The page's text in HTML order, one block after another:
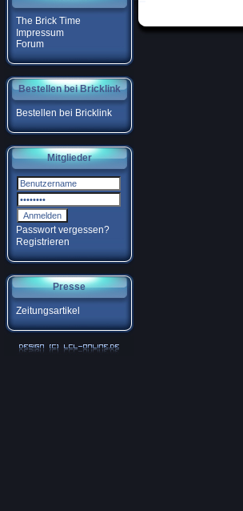
The Brick Time
Impressum
Forum
Bestellen bei Bricklink
Bestellen bei Bricklink
Mitglieder
Passwort vergessen?
Registrieren
Presse
Zeitungsartikel